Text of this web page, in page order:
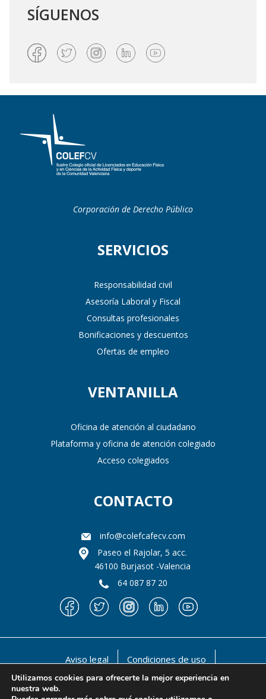
SÍGUENOS
Corporación de Derecho Público
SERVICIOS
Responsabilidad civil
Asesoría Laboral y Fiscal
Consultas profesionales
Bonificaciones y descuentos
Ofertas de empleo
VENTANILLA
Oficina de atención al ciudadano
Plataforma y oficina de atención colegiado
Acceso colegiados
CONTACTO
info@colefcafecv.com
Paseo el Rajolar, 5 acc.
46100 Burjasot -Valencia
64 087 87 20
Aviso legal
Condiciones de uso
Política de privacidad
Política de cookies
@ 1990-2021 Il llustre Colegio oficial de Licenciados
Utilizamos cookies para ofrecerte la mejor experiencia en
nuestra web.